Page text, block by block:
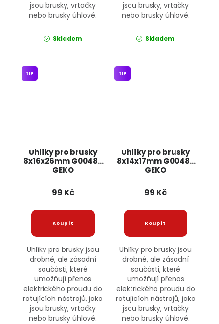
jsou brusky, vrtačky
nebo brusky úhlové.
Skladem
jsou brusky, vrtačky
nebo brusky úhlové.
Skladem
Uhlíky pro brusky
8x16x26mm G00486
GEKO
TIP
99 Kč
Uhlíky pro brusky jsou
drobné, ale zásadní
součásti, které
umožňují přenos
elektrického proudu do
rotujících nástrojů, jako
jsou brusky, vrtačky
nebo brusky úhlové.
Uhlíky pro brusky
8x14x17mm G00483
GEKO
TIP
99 Kč
Uhlíky pro brusky jsou
drobné, ale zásadní
součásti, které
umožňují přenos
elektrického proudu do
rotujících nástrojů, jako
jsou brusky, vrtačky
nebo brusky úhlové.